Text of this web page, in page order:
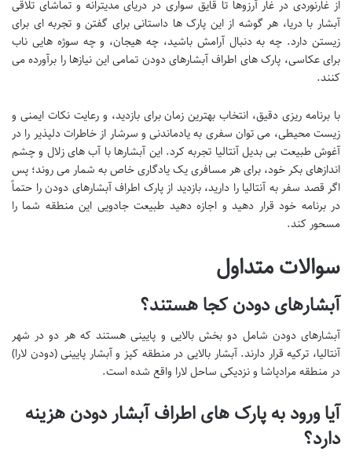
از غارنوردی در غار آرزوها تا قایق سواری در دریای مدیترانه و تماشای تلاقی
آبشار با دریا، هر گوشه از این پارک ها داستانی برای گفتن و تجربه ای برای
زیستن دارد. چه به دنبال آرامش باشید، چه هیجان، و چه سوژه هایی ناب
برای عکاسی، پارک های اطراف آبشارهای دودن تمامی این نیازها را برآورده می
کنند.
با برنامه ریزی دقیق، انتخاب بهترین زمان برای بازدید، و رعایت نکات ایمنی و
زیست محیطی، می توان سفری به یادماندنی و سرشار از خاطرات دلپذیر را در
آغوش طبیعت بی بدیل آنتالیا تجربه کرد. این آبشارها با آب های زلال و چشم
اندازهای بکر خود، برای هر مسافری یک یادگاری خاص به شمار می روند؛ پس
اگر قصد سفر به آنتالیا را دارید، بازدید از پارک اطراف آبشارهای دودن را حتماً
در برنامه خود قرار دهید و اجازه دهید طبیعت جادویی این منطقه شما را
مسحور کند.
سوالات متداول
آبشارهای دودن کجا هستند؟
آبشارهای دودن شامل دو بخش بالایی و پایینی هستند که هر دو در شهر
آنتالیا، ترکیه قرار دارند. آبشار بالایی در منطقه کپز و آبشار پایینی (دودن لارا)
در منطقه مرادپاشا و نزدیکی ساحل لارا واقع شده است.
آیا ورود به پارک های اطراف آبشار دودن هزینه
دارد؟